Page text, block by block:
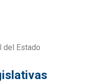
del Estado